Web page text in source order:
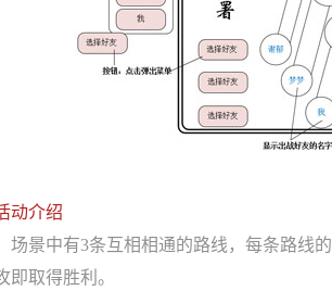
动介绍
景中有3条互相相通的路线，每条路线的
即取得胜利。